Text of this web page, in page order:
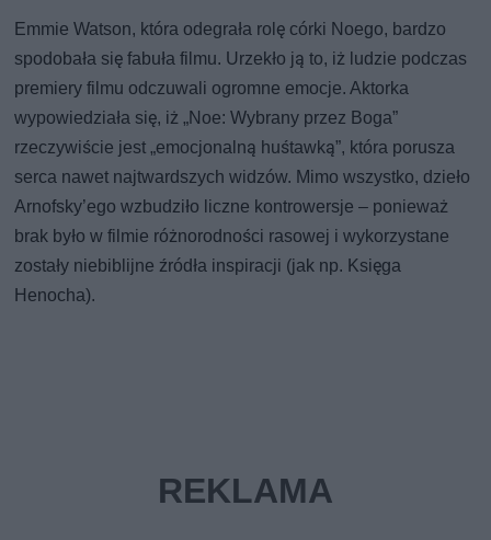
Emmie Watson, która odegrała rolę córki Noego, bardzo
spodobała się fabuła filmu. Urzekło ją to, iż ludzie podczas
premiery filmu odczuwali ogromne emocje. Aktorka
wypowiedziała się, iż „Noe: Wybrany przez Boga”
rzeczywiście jest „emocjonalną huśtawką”, która porusza
serca nawet najtwardszych widzów. Mimo wszystko, dzieło
Arnofsky’ego wzbudziło liczne kontrowersje – ponieważ
brak było w filmie różnorodności rasowej i wykorzystane
zostały niebiblijne źródła inspiracji (jak np. Księga
Henocha).